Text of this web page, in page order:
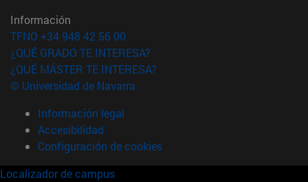
Información
TFNO +34 948 42 56 00
¿QUÉ GRADO TE INTERESA?
¿QUÉ MÁSTER TE INTERESA?
© Universidad de Navarra
Información legal
Accesibilidad
Configuración de cookies
Localizador de campus